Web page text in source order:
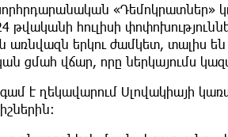
«Դեմոկրատներ»
թվականի հուլիսի
առնվազն երկու ժամկետ, տալիս
վճար, որը ներկայումս
է ղեկավարում Սլովակիայի